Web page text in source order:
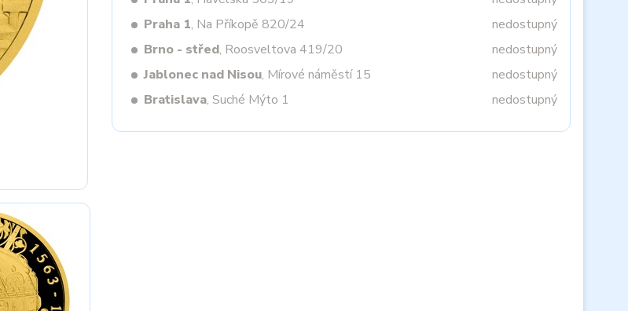
Praha 1, Na Příkopě 820/24
nedostupný
Brno - střed, Roosveltova 419/20
nedostupný
Jablonec nad Nisou, Mírové náměstí 15
nedostupný
Bratislava, Suché Mýto 1 nedostupný